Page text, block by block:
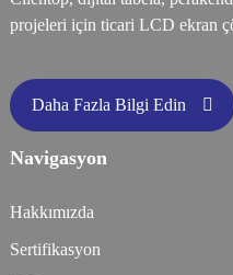
projeleri için ticari LCD ekran
Daha Fazla Bilgi Edin
Navigasyon
Hakkımızda
Sertifikasyon